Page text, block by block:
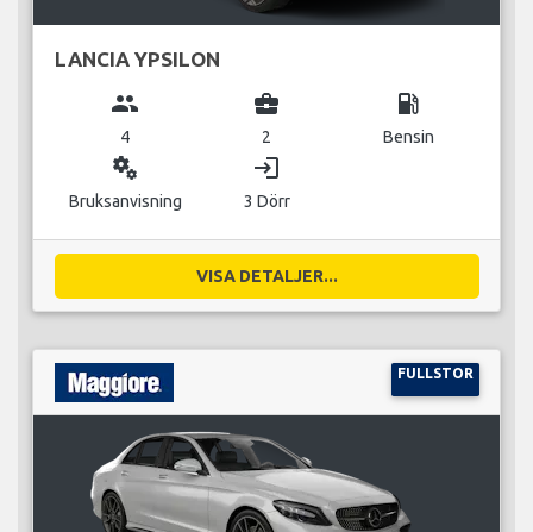
LANCIA YPSILON
group
4
business_center
2
local_gas_station
Bensin
miscellaneous_services
Bruksanvisning
login
3 Dörr
VISA DETALJER...
FULLSTOR